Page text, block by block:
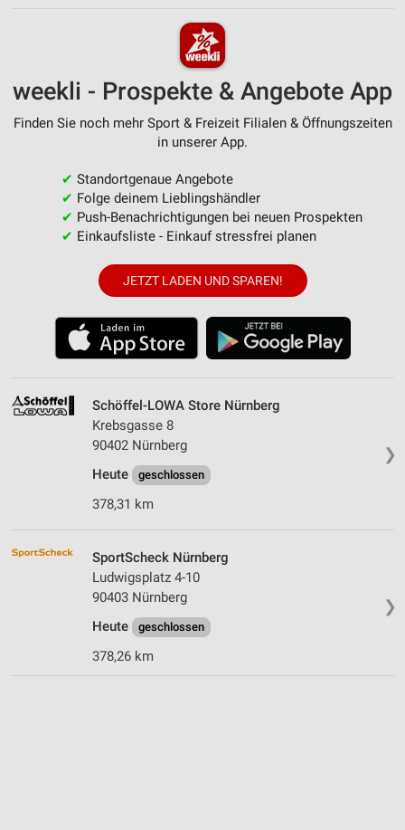
weekli - Prospekte & Angebote App
Finden Sie noch mehr Sport & Freizeit Filialen & Öffnungszeiten
in unserer App.
✔ Standortgenaue Angebote
✔ Folge deinem Lieblingshändler
✔ Push-Benachrichtigungen bei neuen Prospekten
✔ Einkaufsliste - Einkauf stressfrei planen
JETZT LADEN UND SPAREN!
❯
Schöffel-LOWA Store Nürnberg
Krebsgasse 8
90402 Nürnberg
Heute
geschlossen
378,31 km
❯
SportScheck Nürnberg
Ludwigsplatz 4-10
90403 Nürnberg
Heute
geschlossen
378,26 km